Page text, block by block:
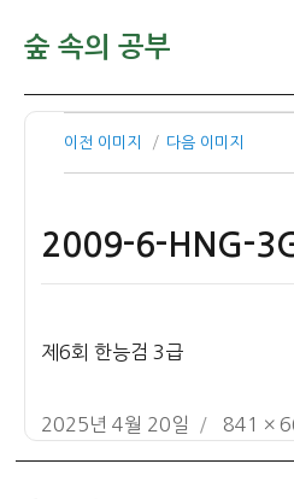
숲 속의 공부
이전 이미지 다음 이미지
2009-6-HNG-
제6회 한능검 3급
작
2025년 4월 20일
전
841 ×